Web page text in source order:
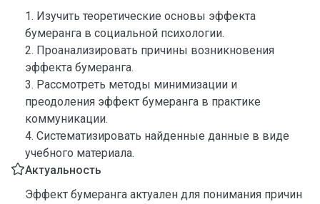
1. Изучить теоретические основы эффекта
бумеранга в социальной психологии.
2. Проанализировать причины возникновения
эффекта бумеранга.
3. Рассмотреть методы минимизации и
преодоления эффект бумеранга в практике
коммуникации.
4. Систематизировать найденные данные в виде
учебного материала.
Актуальность
Эффект бумеранга актуален для понимания причин